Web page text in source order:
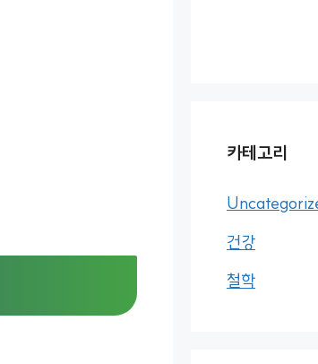
카테고리
건강
철학